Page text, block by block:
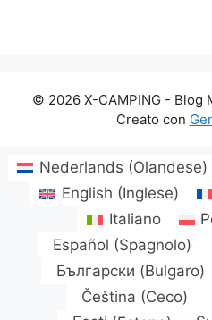
© 2026 X-CAMPING - Blog
Creato con
Nederlands (Olandese)
English (Inglese)
Italiano
Español (Spagnolo)
Български (Bulgaro)
Čeština (Ceco)